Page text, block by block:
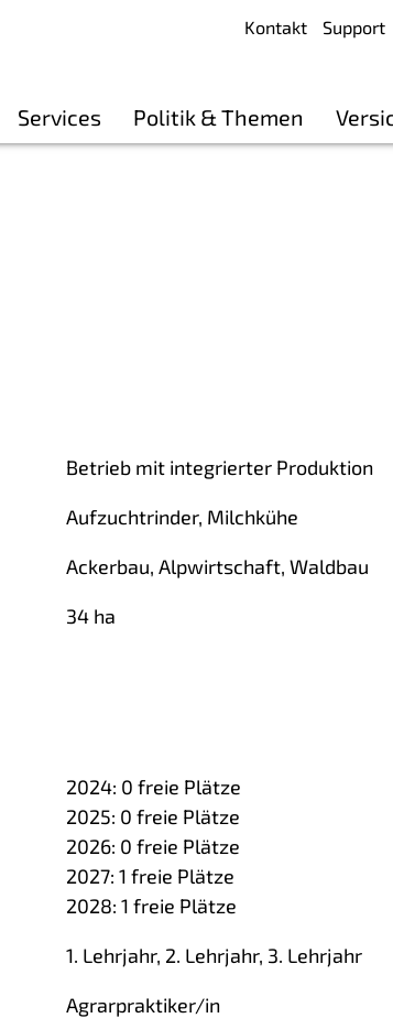
Kontakt Support
Services Politik & Themen
Betrieb mit integrierter Produktion
Aufzuchtrinder, Milchkühe
Ackerbau, Alpwirtschaft, Waldbau
34 ha
2024: 0 freie Plätze
2025: 0 freie Plätze
2026: 0 freie Plätze
2027:1 freie Plätze
2028:1 freie Plätze
1. Lehrjahr, 2. Lehrjahr, 3. Lehrjahr
Agrarpraktiker/in